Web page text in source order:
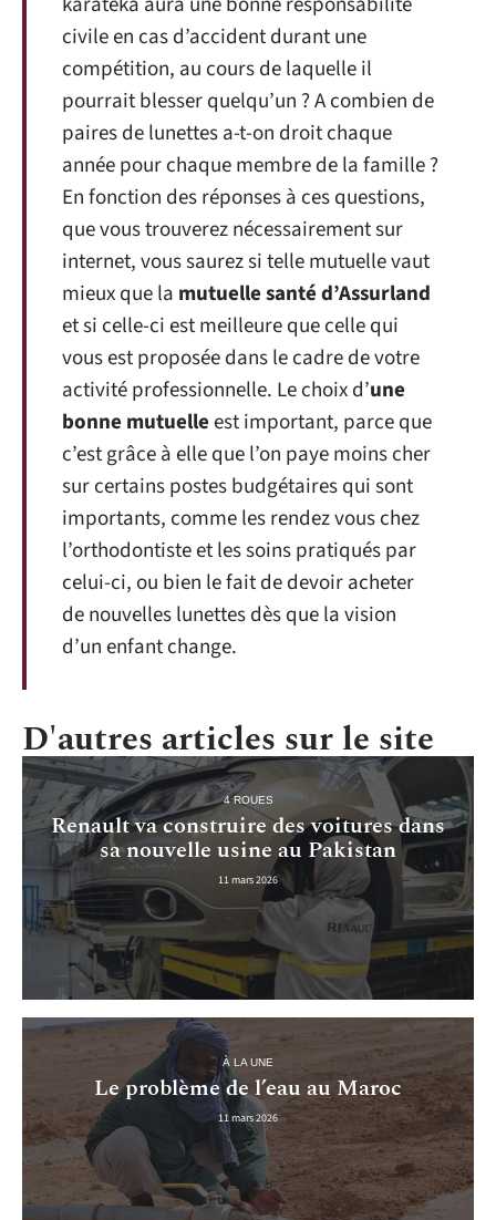
civile en cas d’accident durant une
compétition, au cours de laquelle il
pourrait blesser quelqu’un ? A combien de
paires de lunettes a-t-on droit chaque
année pour chaque membre de la famille ?
En fonction des réponses à ces questions,
que vous trouverez nécessairement sur
internet, vous saurez si telle mutuelle vaut
mieux que la mutuelle santé d’Assurland
et si celle-ci est meilleure que celle qui
vous est proposée dans le cadre de votre
activité professionnelle. Le choix d’une
bonne mutuelleest important, parce que
c’est grâce à elle que l’on paye moins cher
sur certains postes budgétaires qui sont
importants, comme les rendez vous chez
l’orthodontiste et les soins pratiqués par
celui-ci, ou bien le fait de devoir acheter
de nouvelles lunettes dès que la vision
d’un enfant change.
D'autres articles sur le site
4 ROUES
Renault va construire des voitures dans
sa nouvelle usine au Pakistan
11 mars 2026
À LA UNE
Le problème de l’eau au Maroc
11 mars 2026